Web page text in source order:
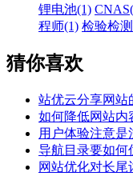
锂电池(1)
程师(1) 检验检
猜你喜欢
站优云分享网站
如何降低网站内
用户体验注意是
导航目录要如何
网站优化对长